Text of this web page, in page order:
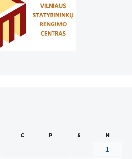
C P S
N
1